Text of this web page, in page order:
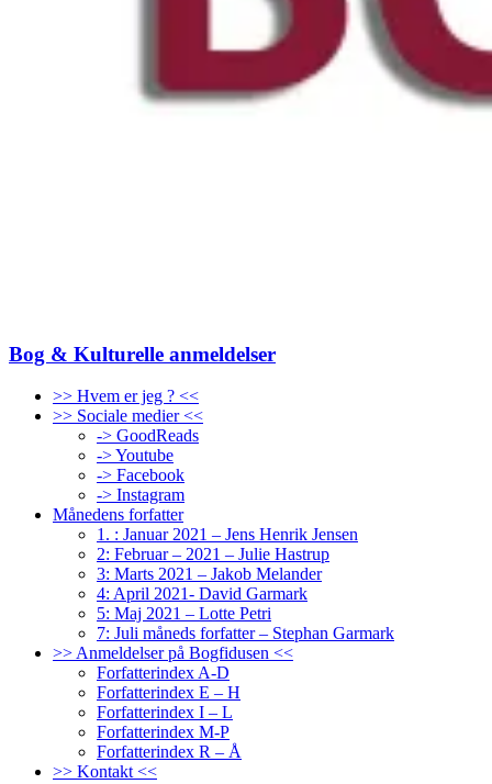
Bog & Kulturelle anmeldelser
>> Hvem er jeg ? <<
>> Sociale medier <<
-> GoodReads
-> Youtube
-> Facebook
-> Instagram
Månedens forfatter
1. : Januar 2021 – Jens Henrik Jensen
2: Februar – 2021 – Julie Hastrup
3: Marts 2021 – Jakob Melander
4: April 2021- David Garmark
5: Maj 2021 – Lotte Petri
7: Juli måneds forfatter – Stephan Garmark
>> Anmeldelser på Bogfidusen <<
Forfatterindex A-D
Forfatterindex E – H
Forfatterindex I – L
Forfatterindex M-P
Forfatterindex R – Å
>> Kontakt <<